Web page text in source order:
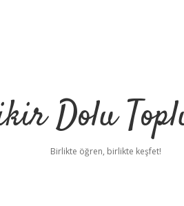
Dolu
Birlikte öğren, birlikte keşfet!